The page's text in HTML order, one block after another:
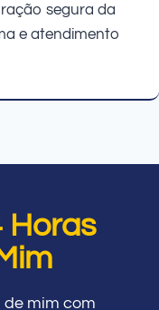
segura da
e atendimento
Horas
de mim com